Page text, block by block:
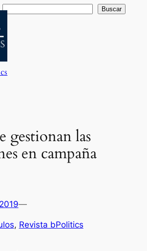
Buscar Buscar
gestionan las
en campaña
—
, Revista bPolitics